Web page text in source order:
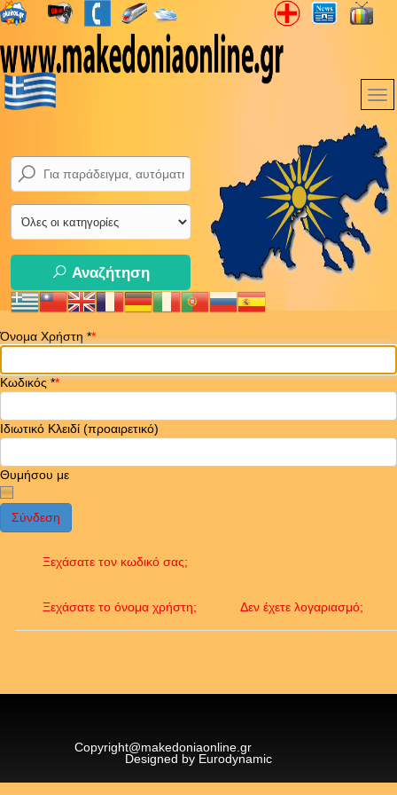
Αναζήτηση
Όνομα Χρήστη *
Κωδικός*
Ιδιωτικό Κλειδί (προαιρετικό)
Θυμήσου με
Σύνδεση
Ξεχάσατε τον κωδικό σας;
Ξεχάσατε το όνομα χρήστη; Δεν έχετε λογαριασμό;
Copyright@makedoniaonline.gr
Designed by Eurodynamic